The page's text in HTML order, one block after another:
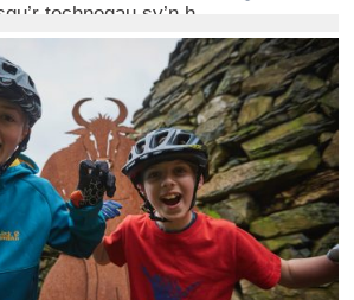
technegau sy’n h ...